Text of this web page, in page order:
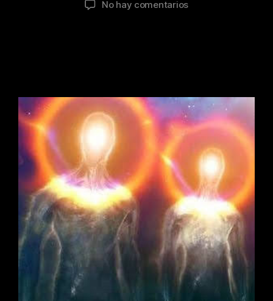
No hay comentarios